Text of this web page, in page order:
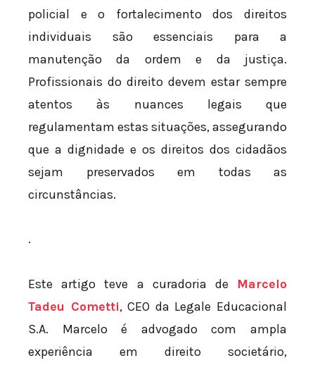
policial e o fortalecimento dos direitos
individuais são essenciais para a
manutenção da ordem e da justiça.
Profissionais do direito devem estar sempre
atentos às nuances legais que
regulamentam estas situações, assegurando
que a dignidade e os direitos dos cidadãos
sejam preservados em todas as
circunstâncias.
.
Este artigo teve a curadoria de Marcelo
Tadeu Cometti, CEO da Legale Educacional
S.A. Marcelo é advogado com ampla
experiência em direito societário,